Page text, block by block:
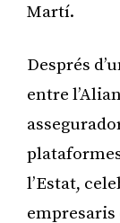
Martí.
Després
entre
l’Estat,
empresaris